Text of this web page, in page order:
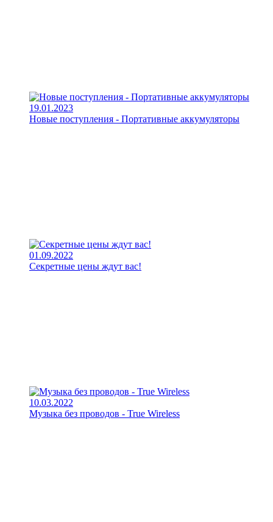
19.01.2023
Новые поступления - Портативные аккумуляторы
01.09.2022
Секретные цены ждут вас!
10.03.2022
Музыка без проводов - True Wireless